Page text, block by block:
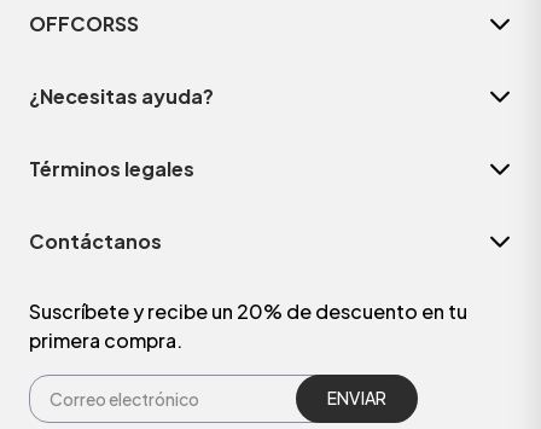
OFFCORSS
¿Necesitas ayuda?
Términos legales
Contáctanos
Suscríbete y recibe un 20% de descuento en tu
primera compra.
ENVIAR